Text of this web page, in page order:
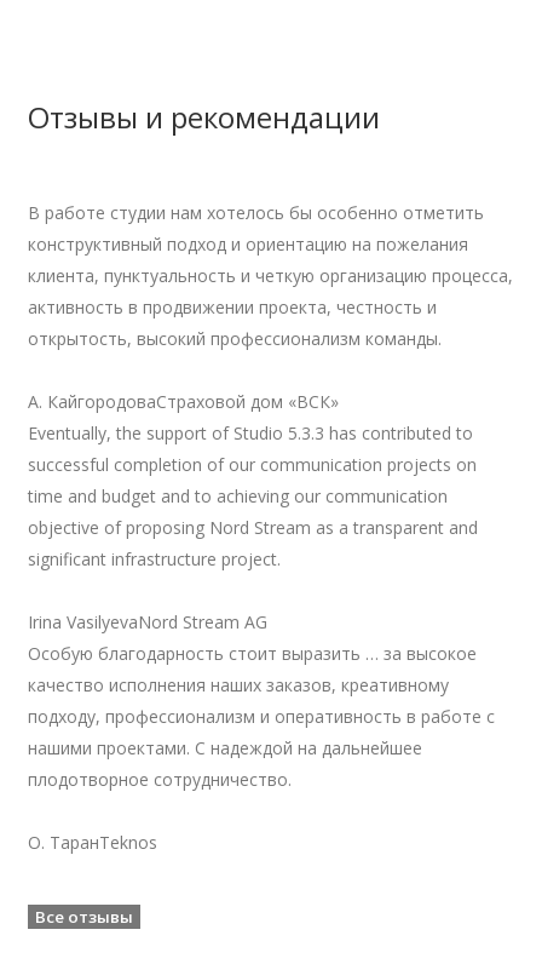
Отзывы и рекомендации
В работе студии нам хотелось бы особенно отметить
конструктивный подход и ориентацию на пожелания
клиента, пунктуальность и четкую организацию процесса,
активность в продвижении проекта, честность и
открытость, высокий профессионализм команды.
А. КайгородоваСтраховой дом «ВСК»
Eventually, the support of Studio 5.3.3 has contributed to
successful completion of our communication projects on
time and budget and to achieving our communication
objective of proposing Nord Stream as a transparent and
significant infrastructure project.
Irina VasilyevaNord Stream AG
Особую благодарность стоит выразить … за высокое
качество исполнения наших заказов, креативному
подходу, профессионализм и оперативность в работе с
нашими проектами. С надеждой на дальнейшее
плодотворное сотрудничество.
О. ТаранTeknos
Все отзывы